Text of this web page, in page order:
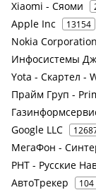
Xiaomi - Сяоми
Apple Inc 13154
Nokia
Инфосистемы
Yota - Скартел -
Прайм Груп -
Google LLC
МегаФон -
РНТ - Русские
АвтоТрекер 104